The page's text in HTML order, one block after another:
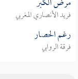
فريد الأنصاري المغربي
رغم الحصار
فرقة الروابي